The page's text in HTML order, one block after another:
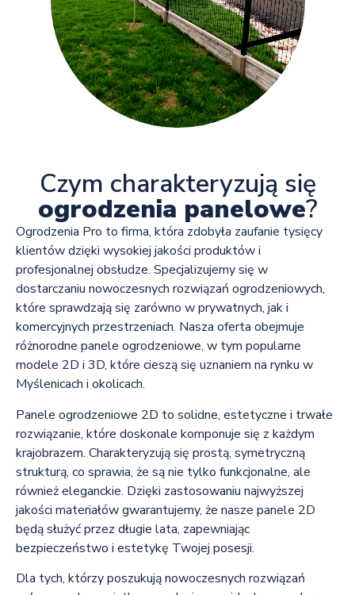
Czym charakteryzują się
ogrodzenia panelowe?
Ogrodzenia Pro to firma, która zdobyła zaufanie tysięcy
klientów dzięki wysokiej jakości produktów i
profesjonalnej obsłudze. Specjalizujemy się w
dostarczaniu nowoczesnych rozwiązań ogrodzeniowych,
które sprawdzają się zarówno w prywatnych, jak i
komercyjnych przestrzeniach. Nasza oferta obejmuje
różnorodne panele ogrodzeniowe, w tym popularne
modele 2D i 3D, które cieszą się uznaniem na rynku w
Myślenicach i okolicach.
Panele ogrodzeniowe 2D to solidne, estetyczne i trwałe
rozwiązanie, które doskonale komponuje się z każdym
krajobrazem. Charakteryzują się prostą, symetryczną
strukturą, co sprawia, że są nie tylko funkcjonalne, ale
również eleganckie. Dzięki zastosowaniu najwyższej
jakości materiałów gwarantujemy, że nasze panele 2D
będą służyć przez długie lata, zapewniając
bezpieczeństwo i estetykę Twojej posesji.
Dla tych, którzy poszukują nowoczesnych rozwiązań